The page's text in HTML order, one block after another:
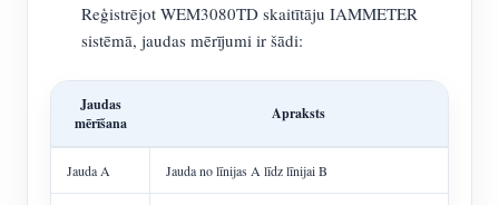
Reģistrējot WEM3080TD skaitītāju IAMMETER
sistēmā, jaudas mērījumi ir šādi:
Jaudas
mērīšana
Apraksts
Jauda A Jauda no līnijas A līdz līnijai B